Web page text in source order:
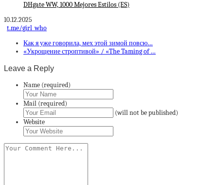
DHgate WW, 1000 Mejores Estilos (ES)
10.12.2025
t.me/girl_who
Как я уже говорила, мех этой зимой повсю…
«Укрощение строптивой» / «The Taming of …
Leave a Reply
Name (required)
Mail (required)
(will not be published)
Website